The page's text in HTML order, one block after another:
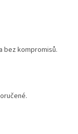
bez kompromisů.